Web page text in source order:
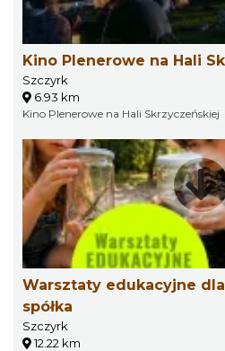
Kino Plenerowe na Hali
Szczyrk
6.93 km
Kino Plenerowe na Hali Skrzyczeńskiej
Warsztaty edukacyjne
spółka
Szczyrk
12.22 km